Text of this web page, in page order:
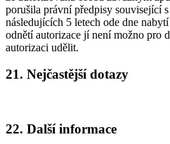
porušila právní předpisy související
následujících 5 letech ode dne
odnětí autorizace jí není možno pro
autorizaci udělit.
21. Nejčastější dotazy
22. Další informace